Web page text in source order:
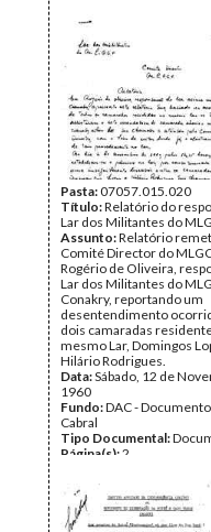
Fundo:
Cabral - Iva Cabral
Tipo Documental:
Página(s):
Pasta:07057.015.020
Título:Relatório do
Lar dos Militantes do
Assunto:Relatório
Comité Director do
Rogério de Oliveira,
Lar dos Militantes do
Conakry, reportando um
desentendimento
dois camaradas
mesmo Lar, Domingos
Hilário Rodrigues.
Data:Sábado, 12 de
1960
Fundo:DAC -
Cabral
Tipo Documental:
Página(s):2